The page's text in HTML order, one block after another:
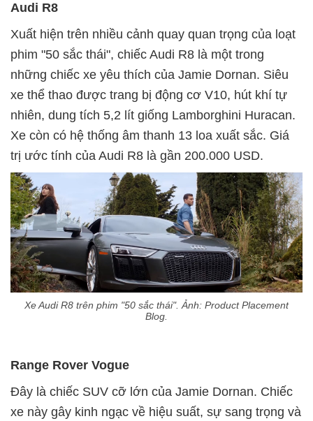
Audi R8
Xuất hiện trên nhiều cảnh quay quan trọng của loạt
phim "50 sắc thái", chiếc Audi R8 là một trong
những chiếc xe yêu thích của Jamie Dornan. Siêu
xe thể thao được trang bị động cơ V10, hút khí tự
nhiên, dung tích 5,2 lít giống Lamborghini Huracan.
Xe còn có hệ thống âm thanh 13 loa xuất sắc. Giá
trị ước tính của Audi R8 là gần 200.000 USD.
Xe Audi R8 trên phim "50 sắc thái". Ảnh: Product Placement
Blog.
Range Rover Vogue
Đây là chiếc SUV cỡ lớn của Jamie Dornan. Chiếc
xe này gây kinh ngạc về hiệu suất, sự sang trọng và